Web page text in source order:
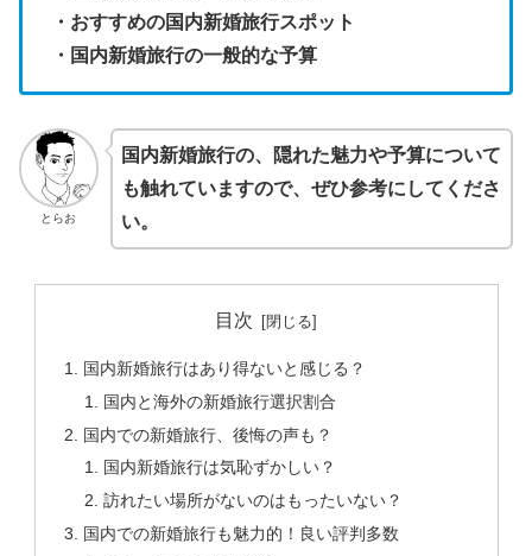
・おすすめの国内新婚旅行スポット
・国内新婚旅行の一般的な予算
とらお
国内新婚旅行の、隠れた魅力や予算について
も触れていますので、ぜひ参考にしてくださ
い。
目次
国内新婚旅行はあり得ないと感じる？
国内と海外の新婚旅行選択割合
国内での新婚旅行、後悔の声も？
国内新婚旅行は気恥ずかしい？
訪れたい場所がないのはもったいない？
国内での新婚旅行も魅力的！良い評判多数